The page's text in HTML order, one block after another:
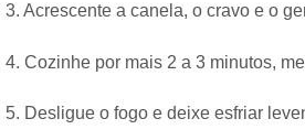
3. Acrescente a canela, o cravo e o
4. Cozinhe por mais 2 a 3 minutos,
5. Desligue o fogo e deixe esfriar